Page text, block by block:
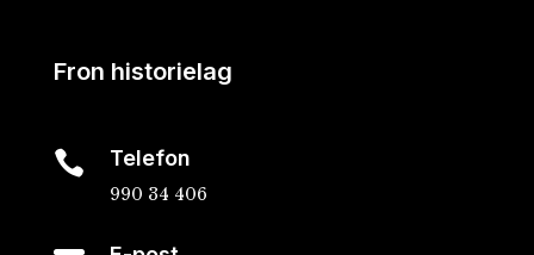
Fron historielag
 Telefon
990 34 406